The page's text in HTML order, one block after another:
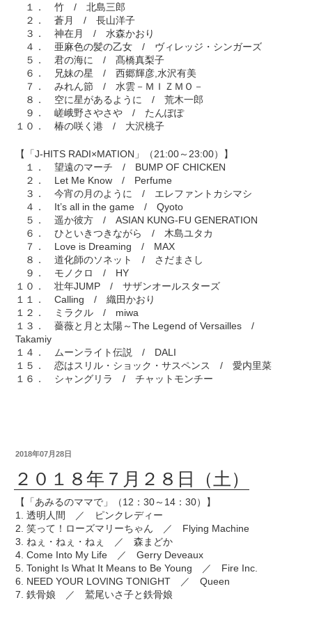
１． 竹 / 北島三郎
２． 蒼月 / 長山洋子
３． 神在月 / 水森かおり
４． 亜麻色の髪の乙女 / ヴィレッジ・シンガーズ
５． 君の海に / 髙橋真梨子
６． 兄妹の星 / 西郷輝彦,水沢有美
７． みれん節 / 水雲－ＭＩＺＭＯ－
８． 空に星があるように / 荒木一郎
９． 嵯峨野さやさや / たんぽぽ
１０． 椿の咲く港 / 大沢桃子
【「J-HITS RADI×MATION」（21:00～23:00）】
１． 望遠のマーチ / BUMP OF CHICKEN
２． Let Me Know / Perfume
３． 今宵の月のように / エレファントカシマシ
４． It’s all in the game / Qyoto
５． 遥か彼方 / ASIAN KUNG-FU GENERATION
６． ひといきつきながら / 木島ユタカ
７． Love is Dreaming / MAX
８． 道化師のソネット / さだまさし
９． モノクロ / HY
１０． 壮年JUMP / サザンオールスターズ
１１． Calling / 織田かおり
１２． ミラクル / miwa
１３． 薔薇と月と太陽～The Legend of Versailles /
Takamiy
１４． ムーンライト伝説 / DALI
１５． 恋はスリル・ショック・サスペンス / 愛内里菜
１６． シャングリラ / チャットモンチー
2018年07月28日
２０１８年７月２８日（土）
【「あみるのママで」（12：30～14：30）】
1. 透明人間 ／ ピンクレディー
2. 笑って！ローズマリーちゃん ／ Flying Machine
3. ねぇ・ねぇ・ねぇ ／ 森まどか
4. Come Into My Life ／ Gerry Deveaux
5. Tonight Is What It Means to Be Young ／ Fire Inc.
6. NEED YOUR LOVING TONIGHT ／ Queen
7. 鉄骨娘 ／ 鷲尾いさ子と鉄骨娘